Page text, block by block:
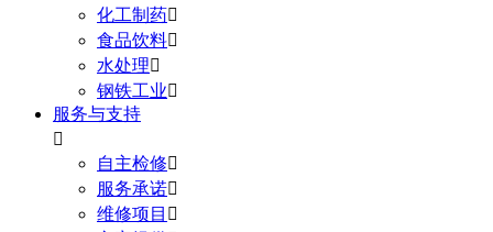
化工制药
食品饮料
水处理
钢铁工业
服务与支持

自主检修
服务承诺
维修项目 